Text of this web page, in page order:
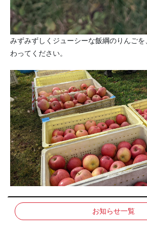
みずみずしくジューシーな飯綱のりんご
わってください。
お知らせ一覧